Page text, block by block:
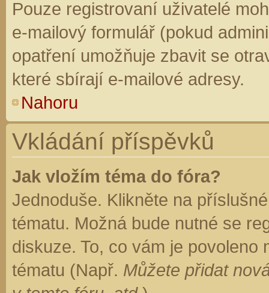
Pouze registrovaní uživatelé
e-mailový formulář (pokud
opatření umožňuje zbavit se
které sbírají e-mailové adresy.
Nahoru
Vkládání příspěvků
Jak vložím téma do fóra?
Jednoduše. Klikněte na
tématu. Možná bude nutné se
diskuze. To, co vám je
tématu (Např. Můžete přidat